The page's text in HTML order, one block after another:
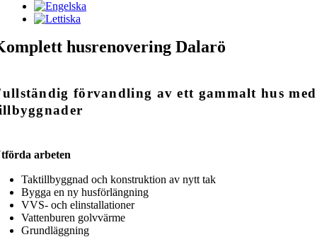
husrenovering Dalarö
förvandling av ett gammalt hus med
arbeten
Taktillbyggnad och konstruktion av nytt tak
Bygga en ny husförlängning
VVS- och elinstallationer
Vattenburen golvvärme
Grundläggning